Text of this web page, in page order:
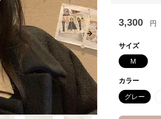
Next slide
3,300 円
サイズ
M
カラー
グレー